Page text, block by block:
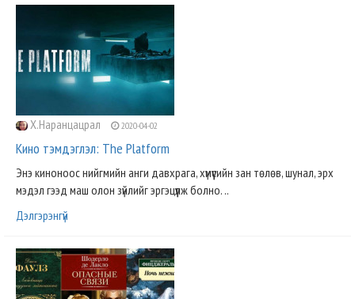
Х.Наранцацрал 2020-04-02
Кино тэмдэглэл: The Platform
Энэ киноноос нийгмийн анги давхрага, хүмүүсийн зан төлөв, шунал, эрх
мэдэл гээд маш олон зүйлийг эргэцүүлж болно. ..
Дэлгэрэнгүй